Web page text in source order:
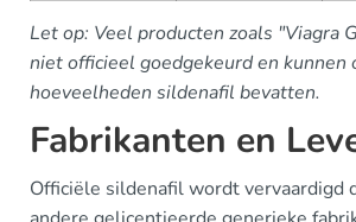
Let op: Veel producten zoals "Viagra
niet officieel goedgekeurd en kunnen
hoeveelheden sildenafil bevatten.
Fabrikanten en
Officiële sildenafil wordt vervaardigd